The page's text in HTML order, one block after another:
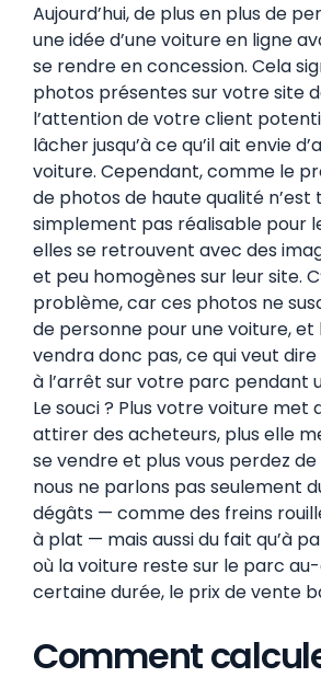
Aujourd’hui, de plus en plus de
une idée d’une voiture en ligne
se rendre en concession. Cela
photos présentes sur votre site
l’attention de votre client
lâcher jusqu’à ce qu’il ait envie
voiture. Cependant, comme le
de photos de haute qualité n’est
simplement pas réalisable pour
elles se retrouvent avec des
et peu homogènes sur leur site.
problème, car ces photos ne
de personne pour une voiture, et
vendra donc pas, ce qui veut
à l’arrêt sur votre parc pendant
Le souci ? Plus votre voiture met
attirer des acheteurs, plus elle
se vendre et plus vous perdez de
nous ne parlons pas seulement
dégâts — comme des freins
à plat — mais aussi du fait qu’à
où la voiture reste sur le parc au-
certaine durée, le prix de vente
Comment